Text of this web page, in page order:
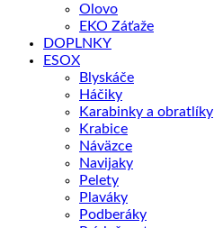
Olovo
EKO Záťaže
DOPLNKY
ESOX
Blyskáče
Háčiky
Karabinky a obratlíky
Krabice
Náväzce
Navijaky
Pelety
Plaváky
Podberáky